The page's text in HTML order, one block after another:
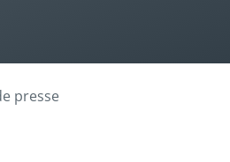
presse